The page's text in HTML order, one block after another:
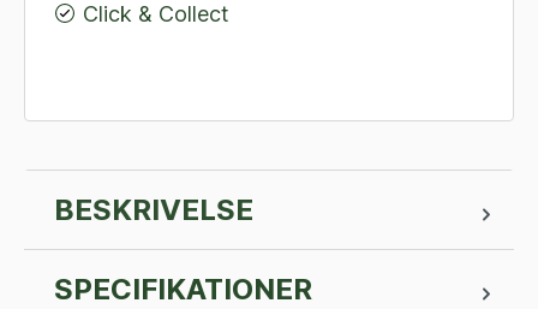
Click & Collect
BESKRIVELSE
SPECIFIKATIONER